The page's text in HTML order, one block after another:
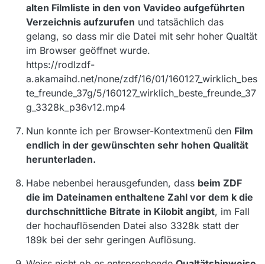
alten Filmliste in den von Vavideo aufgeführten
Verzeichnis aufzurufen und tatsächlich das
gelang, so dass mir die Datei mit sehr hoher Qualtät
im Browser geöffnet wurde.
https://rodlzdf-
a.akamaihd.net/none/zdf/16/01/160127_wirklich_bes
te_freunde_37g/5/160127_wirklich_beste_freunde_37
g_3328k_p36v12.mp4
Nun konnte ich per Browser-Kontextmenü den Film
endlich in der gewünschten sehr hohen Qualität
herunterladen.
Habe nebenbei herausgefunden, dass beim ZDF
die im Dateinamen enthaltene Zahl vor dem k die
durchschnittliche Bitrate in Kilobit angibt, im Fall
der hochauflösenden Datei also 3328k statt der
189k bei der sehr geringen Auflösung.